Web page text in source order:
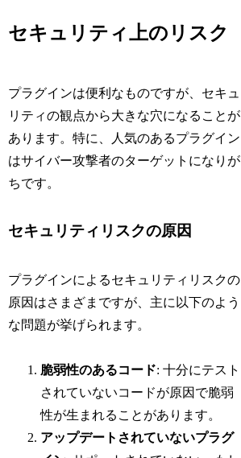
セキュリティ上のリスク
プラグインは便利なものですが、セキュ
リティの観点から大きな穴になることが
あります。特に、人気のあるプラグイン
はサイバー攻撃者のターゲットになりが
ちです。
セキュリティリスクの原因
プラグインによるセキュリティリスクの
原因はさまざまですが、主に以下のよう
な問題が挙げられます。
脆弱性のあるコード: 十分にテスト
されていないコードが原因で脆弱
性が生まれることがあります。
アップデートされていないプラグ